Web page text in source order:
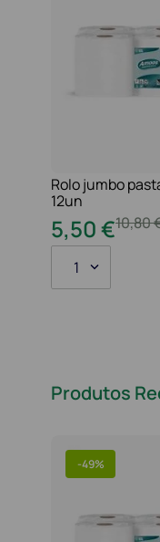
Rolo jumbo
12un
10,80
5,50€
1
Produtos
-49%